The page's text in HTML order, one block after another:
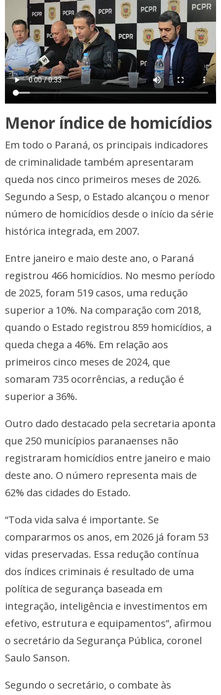
Menor índice de homicídios
Em todo o Paraná, os principais indicadores
de criminalidade também apresentaram
queda nos cinco primeiros meses de 2026.
Segundo a Sesp, o Estado alcançou o menor
número de homicídios desde o início da série
histórica integrada, em 2007.
Entre janeiro e maio deste ano, o Paraná
registrou 466 homicídios. No mesmo período
de 2025, foram 519 casos, uma redução
superior a 10%. Na comparação com 2018,
quando o Estado registrou 859 homicídios, a
queda chega a 46%. Em relação aos
primeiros cinco meses de 2024, que
somaram 735 ocorrências, a redução é
superior a 36%.
Outro dado destacado pela secretaria aponta
que 250 municípios paranaenses não
registraram homicídios entre janeiro e maio
deste ano. O número representa mais de
62% das cidades do Estado.
“Toda vida salva é importante. Se
compararmos os anos, em 2026 já foram 53
vidas preservadas. Essa redução contínua
dos índices criminais é resultado de uma
política de segurança baseada em
integração, inteligência e investimentos em
efetivo, estrutura e equipamentos”, afirmou
o secretário da Segurança Pública, coronel
Saulo Sanson.
Segundo o secretário, o combate às